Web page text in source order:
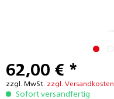
62,00 € *
zzgl. MwSt. zzgl. Versandkosten
Sofort versandfertig